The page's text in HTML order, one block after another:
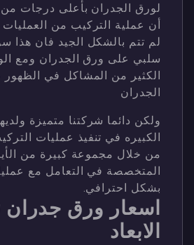
لورق الجدران بأعلى درجات
أن عملية التركيب من العمليات
لم تتم بالشكل الجيد فان هذا
سلبي على ورق الجدران ومع
الكثير من المشاكل في
الجدران
ولكن دائما شركتنا متميزة
الكبيره في تنفيذ عمليات
من خلال مجموعة كبيرة من
المتخصصة في التعامل مع
بشكل احترافي.
اسعار ورق جدران
الابعاد